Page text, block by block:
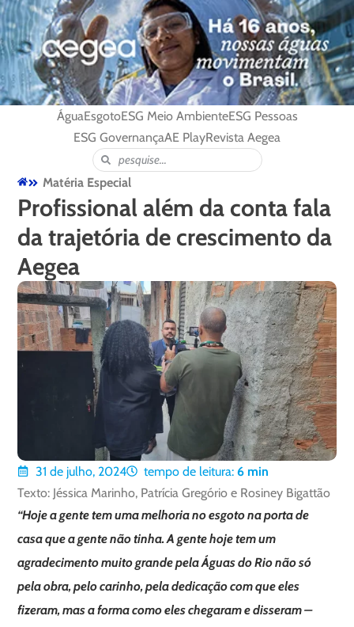
ÁguaEsgotoESG Meio AmbienteESG Pessoas
ESG GovernançaAE PlayRevista Aegea
Matéria Especial
Profissional além da conta fala
da trajetória de crescimento da
Aegea
31 de julho, 2024 tempo de leitura: 6 min
Texto: Jéssica Marinho, Patrícia Gregório e Rosiney Bigattão
“Hoje a gente tem uma melhoria no esgoto na porta de
casa que a gente não tinha. A gente hoje tem um
agradecimento muito grande pela Águas do Rio não só
pela obra, pelo carinho, pela dedicação com que eles
fizeram, mas a forma como eles chegaram e disseram –